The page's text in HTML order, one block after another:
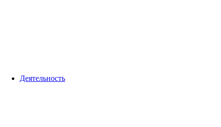
Деятельность